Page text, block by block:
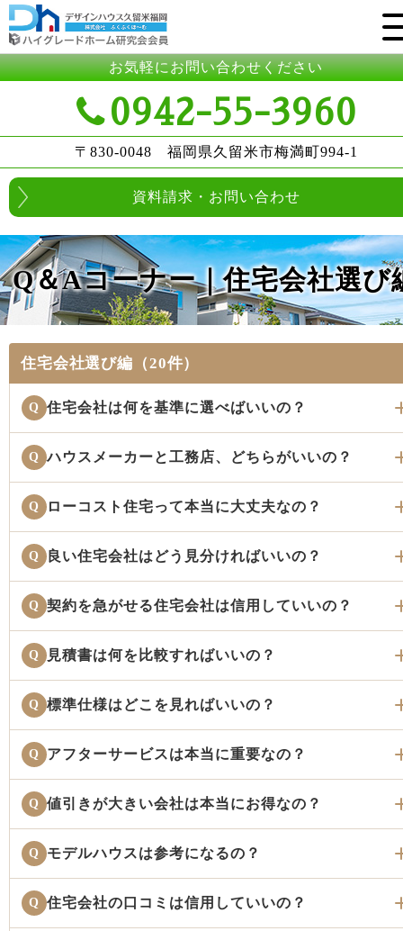
お気軽にお問い合わせください
0942-55-3960
〒830-0048 福岡県久留米市梅満町994-1
資料請求・お問い合わせ
Q＆Aコーナー｜住宅会社選び
住宅会社選び編 （20件）
Q 住宅会社は何を基準に選べばいいの？
Q ハウスメーカーと工務店、どちらがいいの？
Q ローコスト住宅って本当に大丈夫なの？
Q 良い住宅会社はどう見分ければいいの？
Q 契約を急がせる住宅会社は信用していいの？
Q 見積書は何を比較すればいいの？
Q 標準仕様はどこを見ればいいの？
Q アフターサービスは本当に重要なの？
Q 値引きが大きい会社は本当にお得なの？
Q モデルハウスは参考になるの？
Q 住宅会社の口コミは信用していいの？